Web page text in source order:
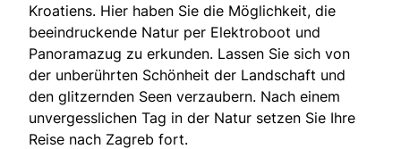
Kroatiens. Hier haben Sie die Möglichkeit, die
beeindruckende Natur per Elektroboot und
Panoramazug zu erkunden. Lassen Sie sich von
der unberührten Schönheit der Landschaft und
den glitzernden Seen verzaubern. Nach einem
unvergesslichen Tag in der Natur setzen Sie Ihre
Reise nach Zagreb fort.